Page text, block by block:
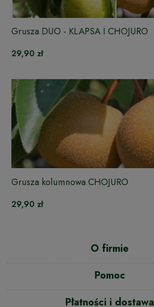
Grusza DUO - KLAPSA I CHOJURO
29,90 zł
Grusza kolumnowa CHOJURO
29,90 zł
O firmie
Pomoc
Płatności i dostawa